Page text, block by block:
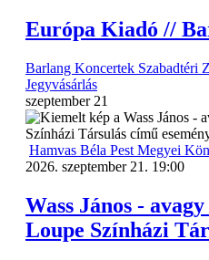
Európa Kiadó //
Barlang Koncertek Szabadtéri
Jegyvásárlás
szeptember 21
Hamvas Béla Pest Megyei
2026. szeptember 21. 19:00
Wass János -
Loupe Színházi